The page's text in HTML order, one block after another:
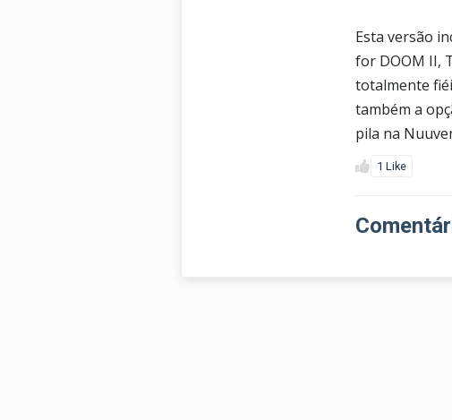
Esta versão
for DOOM II,
totalmente
também a
pila na
1 Like